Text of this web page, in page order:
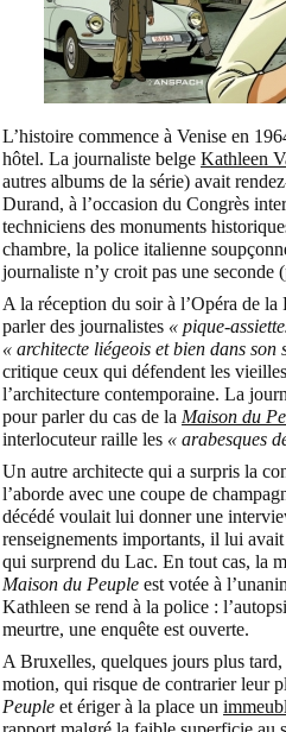
L’histoire commence à Venise en
hôtel. La journaliste belge Kathleen
autres albums de la série) avait
Durand, à l’occasion du Congrès
techniciens des monuments
chambre, la police italienne
journaliste n’y croit pas une seconde
A la réception du soir à l’Opéra de la
parler des journalistes « pique-
« architecte liégeois et bien dans son
critique ceux qui défendent les
l’architecture contemporaine. La
pour parler du cas de la Maison du
interlocuteur raille les « arabesques
Un autre architecte qui a surpris la
l’aborde avec une coupe de
décédé voulait lui donner une
renseignements importants, il lui
qui surprend du Lac. En tout cas, la
Maison du Peuple est votée à
Kathleen se rend à la police :
meurtre, une enquête est ouverte.
A Bruxelles, quelques jours plus tard,
motion, qui risque de contrarier leur
Peuple et ériger à la place un